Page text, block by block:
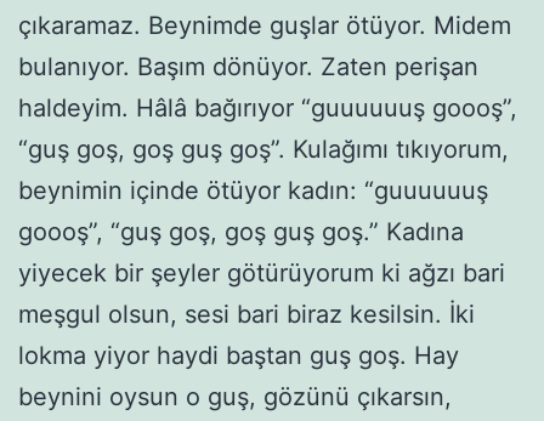
çıkaramaz. Beynimde guşlar ötüyor. Midem
bulanıyor. Başım dönüyor. Zaten perişan
haldeyim. Hâlâ bağırıyor “guuuuuuş goooş”,
“guş goş, goş guş goş”. Kulağımı tıkıyorum,
beynimin içinde ötüyor kadın: “guuuuuuş
goooş”, “guş goş, goş guş goş.” Kadına
yiyecek bir şeyler götürüyorum ki ağzı bari
meşgul olsun, sesi bari biraz kesilsin. İki
lokma yiyor haydi baştan guş goş. Hay
beynini oysun o guş, gözünü çıkarsın,